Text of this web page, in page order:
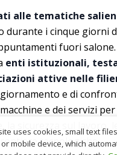
alle tematiche
durante i cinque giorni
fuori salone.
enti istituzionali,
attive nelle
e di
e dei servizi
sicurezza sul lavoro,
tecnologiche.
uses cookies, small text
mobile device, which